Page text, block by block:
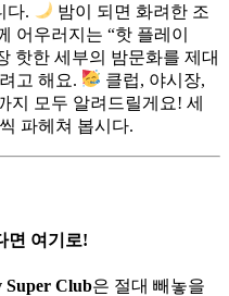
다.
밤이 되면 화려한 조
어우러지는 “핫 플레이
핫한 세부의 밤문화를 제대
고 해요.
클럽, 야시장,
지 모두 알려드릴게요! 세
파헤쳐 봅시다.
면 여기로!
Super Club은 절대 빼놓을